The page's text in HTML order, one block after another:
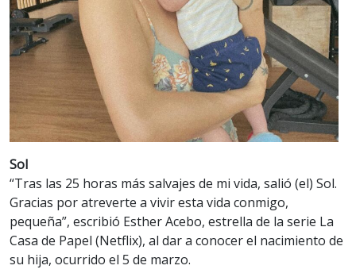
Sol
“Tras las 25 horas más salvajes de mi vida, salió (el) Sol.
Gracias por atreverte a vivir esta vida conmigo,
pequeña”, escribió Esther Acebo, estrella de la serie La
Casa de Papel (Netflix), al dar a conocer el nacimiento de
su hija, ocurrido el 5 de marzo.